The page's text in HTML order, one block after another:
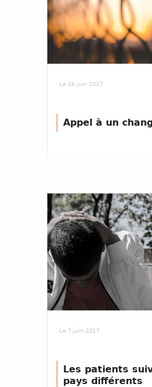
Le 16 juin 2017
Appel à un
Le 7 juin 2017
Les patients
pays différents